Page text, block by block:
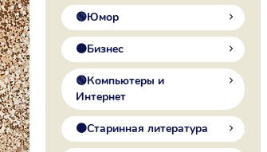
🟢Юмор
🟠Бизнес
🟢Компьютеры и
Интернет
🟠Старинная литература